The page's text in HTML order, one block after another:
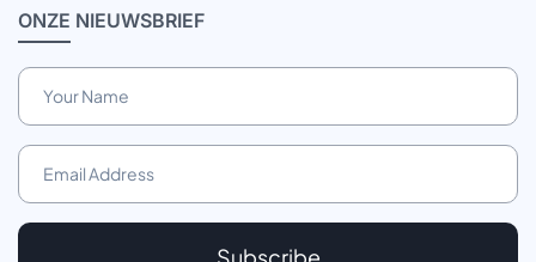
ONZE NIEUWSBRIEF